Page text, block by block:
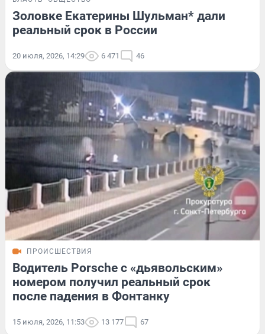
Золовке Екатерины Шульман* дали
реальный срок в России
20 июля, 2026, 14:29 6 471 46
ПРОИСШЕСТВИЯ
Водитель Porsche с «дьявольским»
номером получил реальный срок
после падения в Фонтанку
15 июля, 2026, 11:53 13 177 67